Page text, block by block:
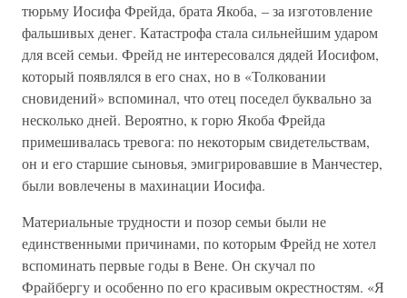
тюрьму Иосифа Фрейда, брата Якоба, – за изготовление
фальшивых денег. Катастрофа стала сильнейшим ударом
для всей семьи. Фрейд не интересовался дядей Иосифом,
который появлялся в его снах, но в «Толковании
сновидений» вспоминал, что отец поседел буквально за
несколько дней. Вероятно, к горю Якоба Фрейда
примешивалась тревога: по некоторым свидетельствам,
он и его старшие сыновья, эмигрировавшие в Манчестер,
были вовлечены в махинации Иосифа.
Материальные трудности и позор семьи были не
единственными причинами, по которым Фрейд не хотел
вспоминать первые годы в Вене. Он скучал по
Фрайбергу и особенно по его красивым окрестностям. «Я